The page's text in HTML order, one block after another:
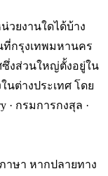
วยงานใดได้บ้าง
กรุงเทพมหานคร
ซึ่งส่วนใหญ่ตั้งอยู่ใน
นต่างประเทศ โดย
· กรมการกงสุล ·
าษา หากปลายทาง